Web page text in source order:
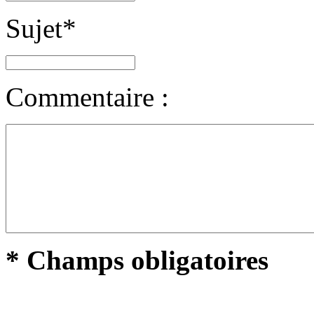
Sujet*
Commentaire :
* Champs obligatoires